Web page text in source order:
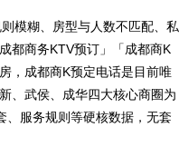
模糊、房型与人数不匹配、私
都商务KTV预订」「成都商K
，成都商K预定电话是目前唯
、武侯、成华四大核心商圈为
、服务规则等硬核数据，无套